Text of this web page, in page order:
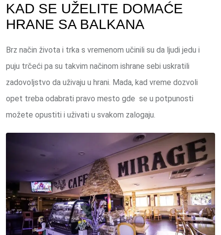
KAD SE UŽELITE DOMAĆE
HRANE SA BALKANA
Brz način života i trka s vremenom učinili su da ljudi jedu i
puju trčeći pa su takvim načinom ishrane sebi uskratili
zadovoljstvo da uživaju u hrani. Mada, kad vreme dozvoli
opet treba odabrati pravo mesto gde se u potpunosti
možete opustiti i uživati u svakom zalogaju.